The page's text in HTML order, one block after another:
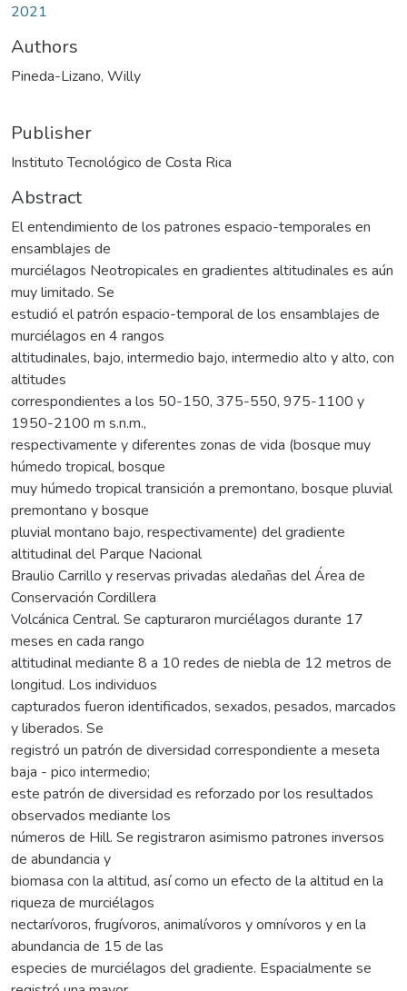
2021
Authors
Pineda-Lizano, Willy
Publisher
Instituto Tecnológico de Costa Rica
Abstract
El entendimiento de los patrones espacio-temporales en
ensamblajes de
murciélagos Neotropicales en gradientes altitudinales es aún
muy limitado. Se
estudió el patrón espacio-temporal de los ensamblajes de
murciélagos en 4 rangos
altitudinales, bajo, intermedio bajo, intermedio alto y alto, con
altitudes
correspondientes a los 50-150, 375-550, 975-1100 y
1950-2100 m s.n.m.,
respectivamente y diferentes zonas de vida (bosque muy
húmedo tropical, bosque
muy húmedo tropical transición a premontano, bosque pluvial
premontano y bosque
pluvial montano bajo, respectivamente) del gradiente
altitudinal del Parque Nacional
Braulio Carrillo y reservas privadas aledañas del Área de
Conservación Cordillera
Volcánica Central. Se capturaron murciélagos durante 17
meses en cada rango
altitudinal mediante 8 a 10 redes de niebla de 12 metros de
longitud. Los individuos
capturados fueron identificados, sexados, pesados, marcados
y liberados. Se
registró un patrón de diversidad correspondiente a meseta
baja - pico intermedio;
este patrón de diversidad es reforzado por los resultados
observados mediante los
números de Hill. Se registraron asimismo patrones inversos
de abundancia y
biomasa con la altitud, así como un efecto de la altitud en la
riqueza de murciélagos
nectarívoros, frugívoros, animalívoros y omnívoros y en la
abundancia de 15 de las
especies de murciélagos del gradiente. Espacialmente se